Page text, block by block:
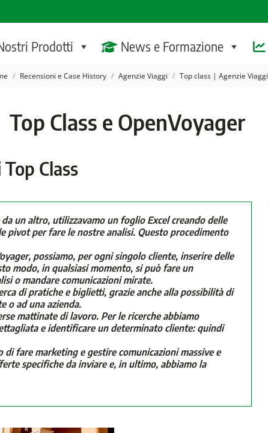
Prodotti News e Formazione
qui:
Recensioni e Case History Agenzie Viaggi Top class | Agenzie Viaggi
Top Class e OpenVoyager
Class
un altro, utilizzavamo un foglio Excel creando delle
pivot per fare le nostre analisi. Questo procedimento
possiamo, per ogni singolo cliente, inserire delle
modo, in qualsiasi momento, si può fare un
o mandare comunicazioni mirate.
di pratiche e biglietti, grazie anche alla possibilità di
o ad una azienda.
mattinate di lavoro. Per le ricerche abbiamo
e identificare un determinato cliente: quindi
fare marketing e gestire comunicazioni massive e
specifiche da inviare e, in ultimo, abbiamo la